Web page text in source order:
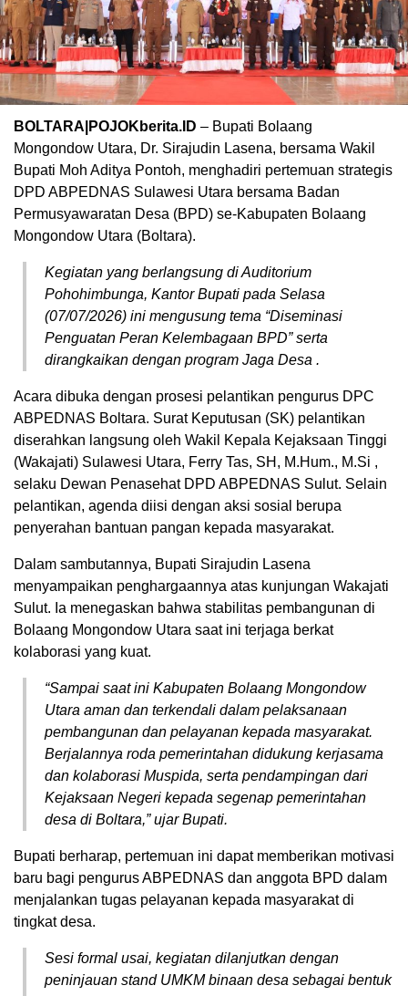
BOLTARA|POJOKberita.ID – Bupati Bolaang
Mongondow Utara, Dr. Sirajudin Lasena, bersama Wakil
Bupati Moh Aditya Pontoh, menghadiri pertemuan strategis
DPD ABPEDNAS Sulawesi Utara bersama Badan
Permusyawaratan Desa (BPD) se-Kabupaten Bolaang
Mongondow Utara (Boltara).
Kegiatan yang berlangsung di Auditorium
Pohohimbunga, Kantor Bupati pada Selasa
(07/07/2026) ini mengusung tema “Diseminasi
Penguatan Peran Kelembagaan BPD”serta
dirangkaikan dengan program Jaga Desa .
Acara dibuka dengan prosesi pelantikan pengurus DPC
ABPEDNAS Boltara. Surat Keputusan (SK) pelantikan
diserahkan langsung oleh Wakil Kepala Kejaksaan Tinggi
(Wakajati) Sulawesi Utara, Ferry Tas, SH, M.Hum., M.Si ,
selaku Dewan Penasehat DPD ABPEDNAS Sulut. Selain
pelantikan, agenda diisi dengan aksi sosial berupa
penyerahan bantuan pangan kepada masyarakat.
Dalam sambutannya, Bupati Sirajudin Lasena
menyampaikan penghargaannya atas kunjungan Wakajati
Sulut. Ia menegaskan bahwa stabilitas pembangunan di
Bolaang Mongondow Utara saat ini terjaga berkat
kolaborasi yang kuat.
“Sampai saat ini Kabupaten Bolaang Mongondow
Utara aman dan terkendali dalam pelaksanaan
pembangunan dan pelayanan kepada masyarakat.
Berjalannya roda pemerintahan didukung kerjasama
dan kolaborasi Muspida, serta pendampingan dari
Kejaksaan Negeri kepada segenap pemerintahan
desa di Boltara,” ujar Bupati.
Bupati berharap, pertemuan ini dapat memberikan motivasi
baru bagi pengurus ABPEDNAS dan anggota BPD dalam
menjalankan tugas pelayanan kepada masyarakat di
tingkat desa.
Sesi formal usai, kegiatan dilanjutkan dengan
peninjauan stand UMKM binaan desa sebagai bentuk